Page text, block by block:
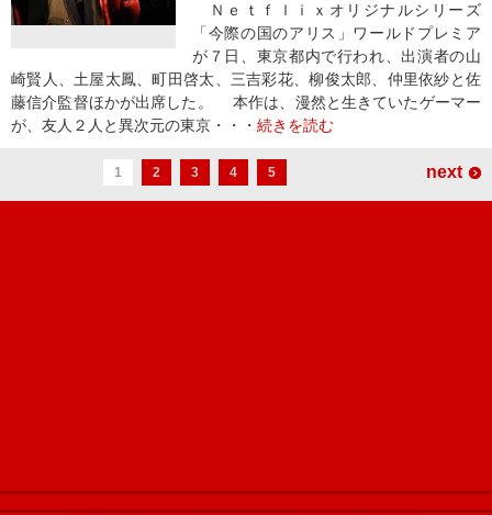
Ｎｅｔｆｌｉｘオリジナルシリーズ
「今際の国のアリス」ワールドプレミア
が７日、東京都内で行われ、出演者の山
崎賢人、土屋太鳳、町田啓太、三吉彩花、柳俊太郎、仲里依紗と佐
藤信介監督ほかが出席した。 本作は、漫然と生きていたゲーマー
が、友人２人と異次元の東京・・・ 続きを読む
1 2 3 4 5 next